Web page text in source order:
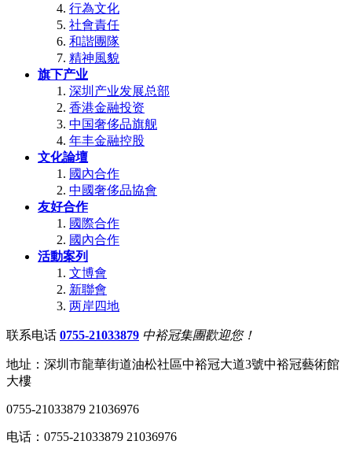
行為文化
社會責任
和諧團隊
精神風貌
旗下产业
深圳产业发展总部
香港金融投资
中国奢侈品旗舰
年丰金融控股
文化論壇
國內合作
中國奢侈品協會
友好合作
國際合作
國內合作
活動案列
文博會
新聯會
两岸四地
联系电话 0755-21033879 中裕冠集團歡迎您！
地址：深圳市龍華街道油松社區中裕冠大道3號中裕冠藝術館
大樓
0755-21033879 21036976
电话：0755-21033879 21036976